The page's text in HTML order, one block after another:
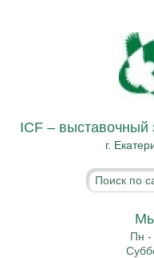
ICF – выставочный
г.
Пн